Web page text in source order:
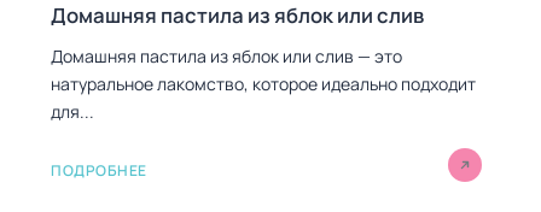
Домашняя пастила из яблок или слив
Домашняя пастила из яблок или слив — это
натуральное лакомство, которое идеально подходит
для...
ПОДРОБНЕЕ